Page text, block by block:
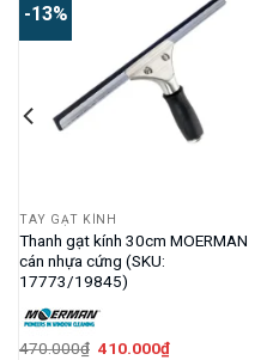
-13%
TAY GẠT KÍNH
Thanh gạt kính 30cm MOERMAN
cán nhựa cứng (SKU:
17773/19845)
470.000₫ Giá
410.000₫Giá